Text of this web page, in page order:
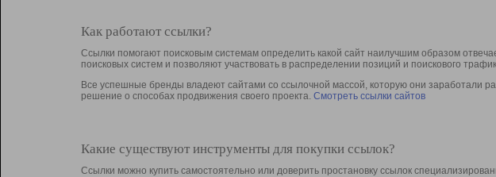
Как работают ссылки?
Ссылки помогают поисковым системам определить какой сайт наилучшим образом
поисковых систем и позволяют участвовать в раcпределении позиций и поискового
Все успешные бренды владеют сайтами со ссылочной массой, которую они заработали
решение о способах продвижения своего проекта. Смотреть ссылки сайтов
Какие существуют инструменты для покупки ссылок?
Ссылки можно купить самостоятельно или доверить простановку ссылок